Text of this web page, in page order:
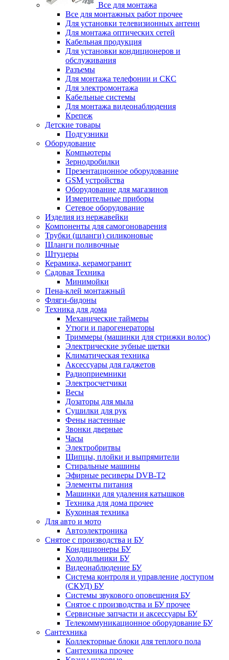
Все для монтажа
Все для монтажных работ прочее
Для установки телевизионных антенн
Для монтажа оптических сетей
Кабельная продукция
Для установки кондиционеров и
обслуживания
Разъемы
Для монтажа телефонии и СКС
Для электромонтажа
Кабельные системы
Для монтажа видеонаблюдения
Крепеж
Детские товары
Подгузники
Оборудование
Компьютеры
Зернодробилки
Презентационное оборудование
GSM устройства
Оборудование для магазинов
Измерительные приборы
Сетевое оборудование
Изделия из нержавейки
Компоненты для самогоноварения
Трубки (шланги) силиконовые
Шланги поливочные
Штуцеры
Керамика, керамогранит
Садовая Техника
Минимойки
Пена-клей монтажный
Фляги-бидоны
Техника для дома
Механические таймеры
Утюги и парогенераторы
Триммеры (машинки для стрижки волос)
Электрические зубные щетки
Климатическая техника
Аксессуары для гаджетов
Радиоприемники
Электросчетчики
Весы
Дозаторы для мыла
Сушилки для рук
Фены настенные
Звонки дверные
Часы
Электробритвы
Щипцы, плойки и выпрямители
Стиральные машины
Эфирные ресиверы DVB-T2
Элементы питания
Машинки для удаления катышков
Техника для дома прочее
Кухонная техника
Для авто и мото
Автоэлектроника
Снятое с производства и БУ
Кондиционеры БУ
Холодильники БУ
Видеонаблюдение БУ
Система контроля и управление доступом
(СКУД) БУ
Системы звукового оповещения БУ
Снятое с производства и БУ прочее
Сервисные запчасти и аксессуары БУ
Телекоммуникационное оборудование БУ
Сантехника
Коллекторные блоки для теплого пола
Сантехника прочее